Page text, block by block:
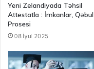
Yeni Zelandiyada Təhsil
Attestatla : İmkanlar, Qəbul
Prosesi
08 İyul 2025